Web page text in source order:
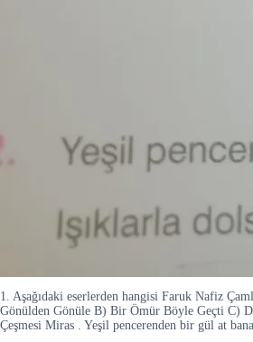
1. Aşağıdaki eserlerden hangisi Faruk Nafiz
Gönülden Gönüle B) Bir Ömür Böyle Geçti C)
Çeşmesi Miras . Yeşil pencerenden bir gül at